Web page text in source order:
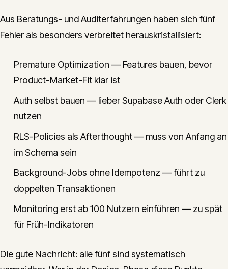
Aus Beratungs- und Auditerfahrungen haben sich fünf
Fehler als besonders verbreitet herauskristallisiert:
Premature Optimization — Features bauen, bevor
Product-Market-Fit klar ist
Auth selbst bauen — lieber Supabase Auth oder Clerk
nutzen
RLS-Policies als Afterthought — muss von Anfang an
im Schema sein
Background-Jobs ohne Idempotenz — führt zu
doppelten Transaktionen
Monitoring erst ab 100 Nutzern einführen — zu spät
für Früh-Indikatoren
Die gute Nachricht: alle fünf sind systematisch